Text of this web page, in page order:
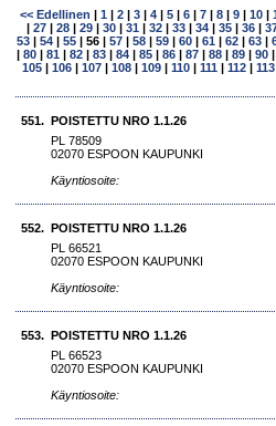
<< Edellinen | 1| 2| 3| 4| 5| 6| 7| 8| 9| 10|
| 27| 28| 29| 30| 31| 32| 33| 34| 35| 36|
53| 54| 55| 56| 57| 58| 59| 60| 61| 62| 63|
| 80| 81| 82| 83| 84| 85| 86| 87| 88| 89| 90
105| 106| 107| 108| 109| 110| 111| 112| 113
551. POISTETTU NRO 1.1.26
PL 78509
02070 ESPOON KAUPUNKI
Käyntiosoite:
552. POISTETTU NRO 1.1.26
PL 66521
02070 ESPOON KAUPUNKI
Käyntiosoite:
553. POISTETTU NRO 1.1.26
PL 66523
02070 ESPOON KAUPUNKI
Käyntiosoite: